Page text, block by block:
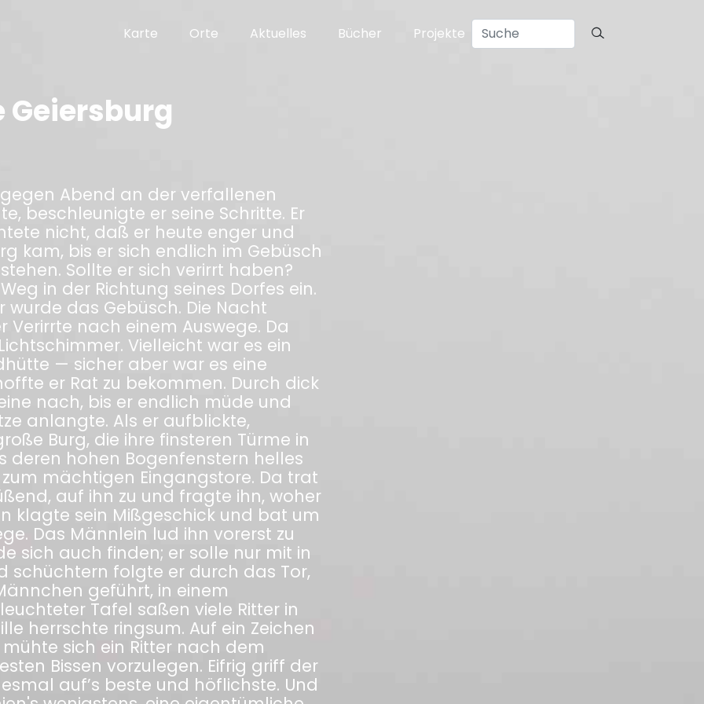
Karte Orte Aktuelles Bücher Projekte
Geiersburg
Abend an der verfallenen
beschleunigte er seine Schritte. Er
nicht, daß er heute enger und
kam, bis er sich endlich im Gebüsch
Sollte er sich verirrt haben?
in der Richtung seines Dorfes ein.
das Gebüsch. Die Nacht
nach einem Auswege. Da
Vielleicht war es ein
— sicher aber war es eine
er Rat zu bekommen. Durch dick
nach, bis er endlich müde und
anlangte. Als er aufblickte,
Burg, die ihre finsteren Türme in
hohen Bogenfenstern helles
mächtigen Eingangstore. Da trat
auf ihn zu und fragte ihn, woher
klagte sein Mißgeschick und bat um
Das Männlein lud ihn vorerst zu
sich auch finden; er solle nur mit in
schüchtern folgte er durch das Tor,
geführt, in einem
Tafel saßen viele Ritter in
herrschte ringsum. Auf ein Zeichen
sich ein Ritter nach dem
Bissen vorzulegen. Eifrig griff der
auf’s beste und höflichste. Und